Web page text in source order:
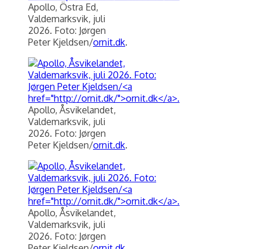
Apollo, Östra Ed,
Valdemarksvik, juli
2026. Foto: Jørgen
Peter Kjeldsen/ornit.dk.
Apollo, Åsvikelandet,
Valdemarksvik, juli
2026. Foto: Jørgen
Peter Kjeldsen/ornit.dk.
Apollo, Åsvikelandet,
Valdemarksvik, juli
2026. Foto: Jørgen